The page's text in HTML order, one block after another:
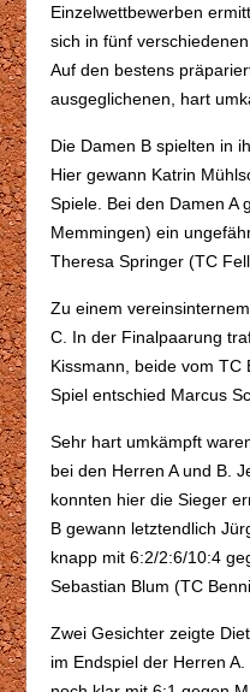
Einzelwettbewerben
sich in fünf
Auf den bestens
ausgeglichenen, hart
Die Damen B spielten in
Hier gewann Katrin
Spiele. Bei den Damen A
Memmingen) ein
Theresa Springer (TC
Zu einem
C. In der Finalpaarung
Kissmann, beide vom TC
Spiel entschied Marcus
Sehr hart umkämpft
bei den Herren A und B.
konnten hier die Sieger
B gewann letztendlich
knapp mit 6:2/2:6/10:4
Sebastian Blum (TC
Zwei Gesichter zeigte
im Endspiel der Herren